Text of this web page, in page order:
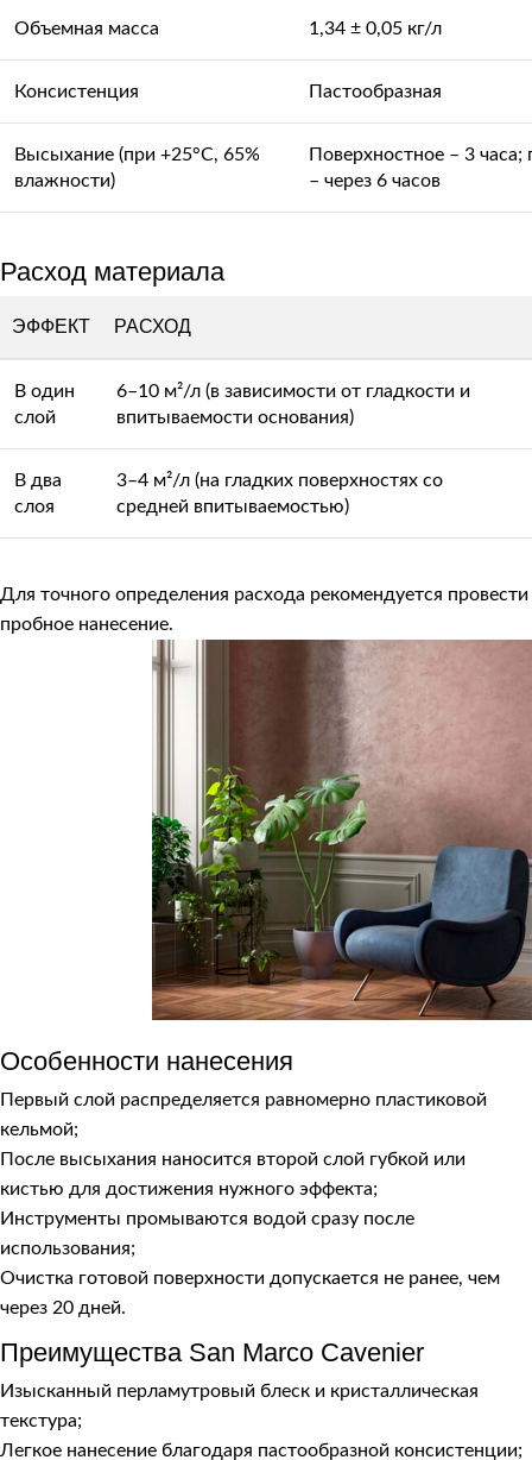
Объемная масса 1,34 ± 0,05 кг/л
Консистенция Пастообразная
Высыхание (при +25°C, 65%
влажности)
Поверхностное – 3 часа;
– через 6 часов
Расход материала
ЭФФЕКТ РАСХОД
В один
слой
6–10 м²/л (в зависимости от гладкости и
впитываемости основания)
В два
слоя
3–4 м²/л (на гладких поверхностях со
средней впитываемостью)
Для точного определения расхода рекомендуется провести
пробное нанесение.
Особенности нанесения
Первый слой распределяется равномерно пластиковой
кельмой;
После высыхания наносится второй слой губкой или
кистью для достижения нужного эффекта;
Инструменты промываются водой сразу после
использования;
Очистка готовой поверхности допускается не ранее, чем
через 20 дней.
Преимущества San Marco Cavenier
Изысканный перламутровый блеск и кристаллическая
текстура;
Легкое нанесение благодаря пастообразной консистенции;